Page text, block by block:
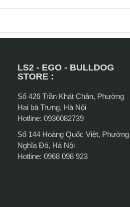
LS2 - EGO - BULLDOG
STORE :
Số 426 Trần Khát Chân, Phường
Hai bà Trưng, Hà Nội
Hotline: 0936082739
Số 144 Hoàng Quốc Việt, Phường
Nghĩa Đô, Hà Nội
Hotline: 0968 098 923